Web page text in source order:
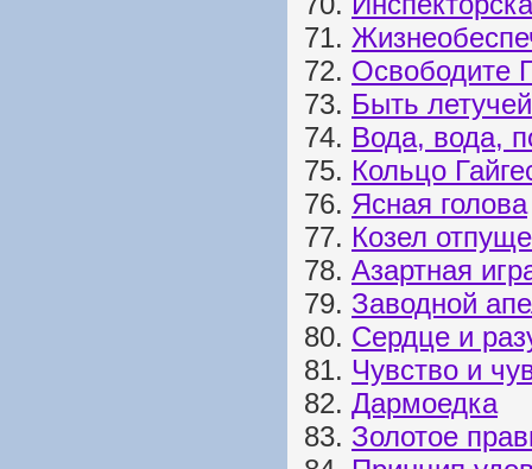
71.
72. Освободите
73. Быть
74. Вода, вода,
75. Кольцо
76. Ясная голова
77. Козел
78. Азартная
79. Заводной
80. Сердце и
81. Чувство и
82. Дармоедка
83. Золотое